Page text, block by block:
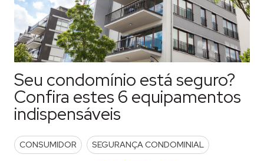
Seu condomínio está seguro?
Confira estes 6 equipamentos
indispensáveis
POSTED IN
CONSUMIDOR SEGURANÇA CONDOMINIAL